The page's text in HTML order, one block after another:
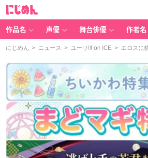
作品名 声優 舞台俳優 作者名
にじめん > ニュース > ユーリ!!! on ICE > エロスに